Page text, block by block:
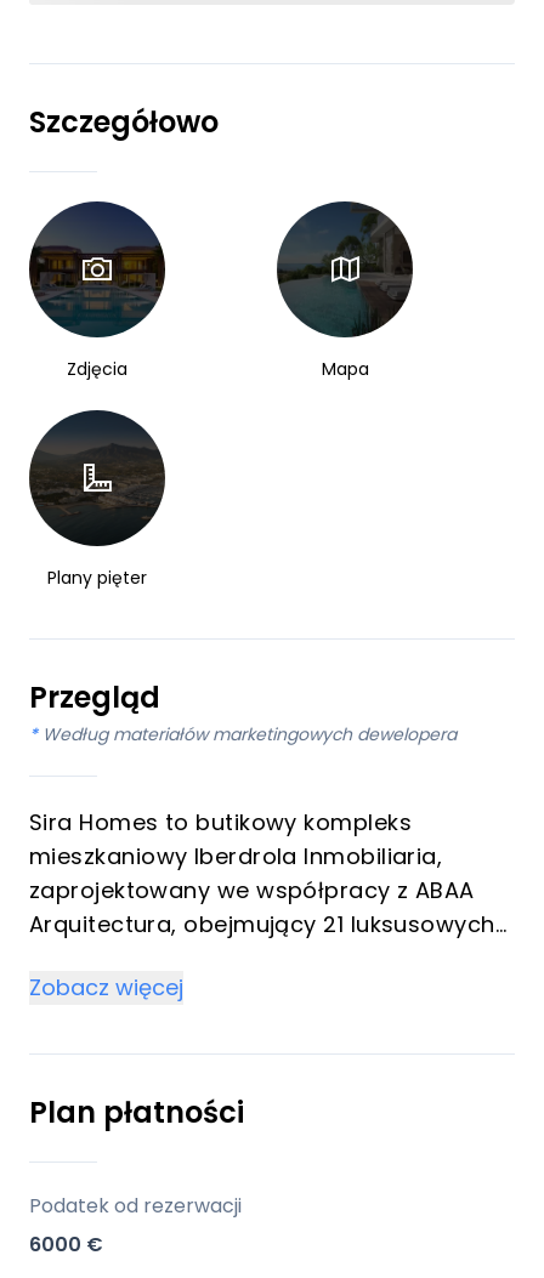
Szczegółowo
Zdjęcia Mapa
Plany pięter
Przegląd
* Według materiałów marketingowych dewelopera
Sira Homes to butikowy kompleks
mieszkaniowy Iberdrola Inmobiliaria,
zaprojektowany we współpracy z ABAA
Arquitectura, obejmujący 21 luksusowych
został zaprojektowany tak, aby
oferując atmosferę spokoju i ukojenia. Z
apartamentami 2- i 3-pokojowymi,
prywatnymi basenami i przestronnymi
terenami zewnętrznymi, Sira Homes
stanowi ekskluzywną przystań zarówno
dla inwestorów poszukujących dużego
Zobacz więcej
Plan płatności
Podatek od rezerwacji
6000 €